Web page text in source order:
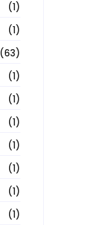
(1)
(1)
(63)
(1)
(1)
(1)
(1)
(1)
(1)
(1)